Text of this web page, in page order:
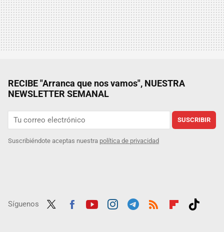
RECIBE "Arranca que nos vamos", NUESTRA
NEWSLETTER SEMANAL
SUSCRIBIR
Suscribiéndote aceptas nuestra política de privacidad
Síguenos